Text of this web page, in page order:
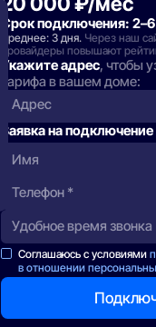
Срок подключения:
Среднее: 3 дня. Через наш
провайдеры повышают
Укажите адрес, чтобы
тарифа в вашем доме:
Адрес
Заявка на подключение
Соглашаюсь с условиями
в отношении